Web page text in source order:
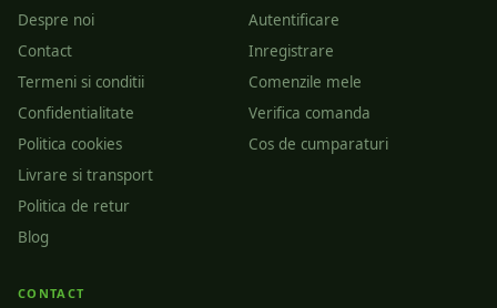
Despre noi
Contact
Termeni si conditii
Confidentialitate
Politica cookies
Livrare si transport
Politica de retur
Blog
Autentificare
Inregistrare
Comenzile mele
Verifica comanda
Cos de cumparaturi
CONTACT